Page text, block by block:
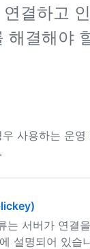
결하고
해결해야
사용하는 운
는 서버가 연결
설명되어 있습